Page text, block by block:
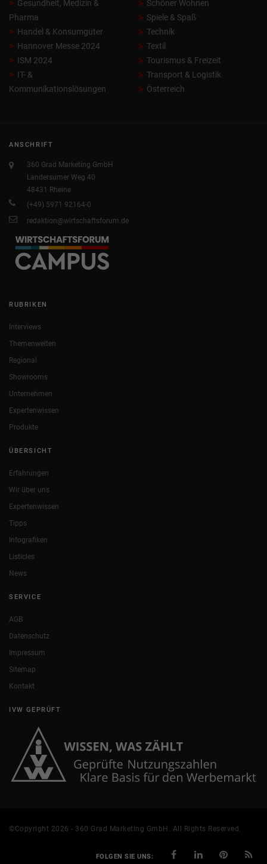
Gesundheit, Medizin &
Pharma
Handel & Konsumgüter
Hannover Messe 2024
ISM 2024
IT- &
Kommunikationslösungen
Schöner Wohnen
Spiele & Spaß
Technik
Textil
Tourismus & Freizeit
Transport & Logistik
Österreich
ANSCHRIFT
360 Grad Marketing GmbH
Landersumer Weg 40
48431 Rheine
(+49) 5971 92164-0
redaktion@wirtschaftsforum.de
RUBRIKEN
Interviews
Themenwelten
Regional
Showrooms
Unternehmen
Expertenwissen
Produkte
ÜBERSICHT
Erfahrungen
Wir über uns
Expertenwissen
Tipps
Infografiken
Listicles
News
SERVICE
AGB
Datenschutz
Impressum
Sitemap
Kontakt
IVW GEPRÜFT
©Copyright 2026 - 360 Grad Marketing GmbH. All Rights Reserved.
FOLGEN SIE UNS: